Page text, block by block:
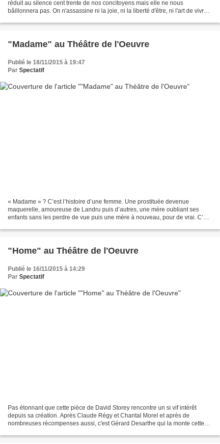
réduit au silence cent trente de nos concitoyens mais elle ne nous
bâillonnera pas. On n'assassine ni la joie, ni la liberté d'être, ni l'art de vivre.
"Madame" au Théâtre de l'Oeuvre
Publié le 18/11/2015 à 19:47
Par Spectatif
« Madame » ? C’est l’histoire d’une femme. Une prostituée devenue
maquerelle, amoureuse de Landru puis d’autres, une mère oubliant ses
enfants sans les perdre de vue puis une mère à nouveau, pour de vrai. C’est
"Home" au Théâtre de l'Oeuvre
Publié le 16/11/2015 à 14:29
Par Spectatif
Pas étonnant que cette pièce de David Storey rencontre un si vif intérêt
depuis sa création. Après Claude Régy et Chantal Morel et après de
nombreuses récompenses aussi, c'est Gérard Desarthe qui la monte cette